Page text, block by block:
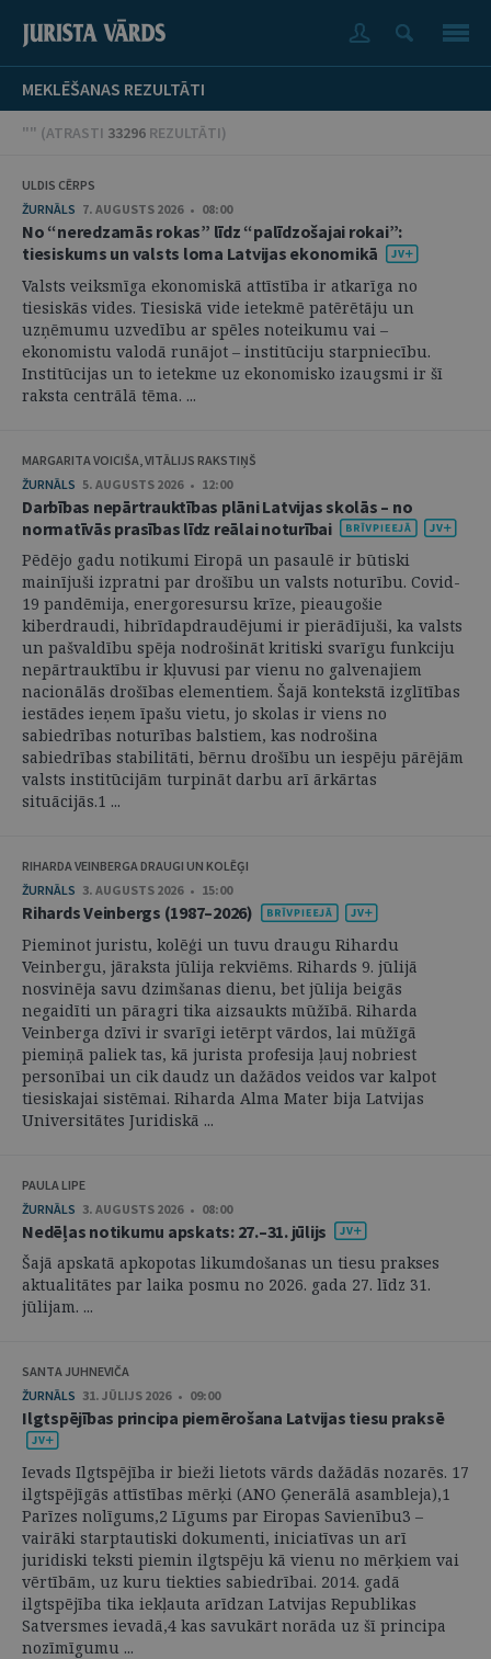
MEKLĒŠANAS REZULTĀTI
"" (ATRASTI 33296 REZULTĀTI)
ULDIS CĒRPS
ŽURNĀLS 7. AUGUSTS 2026 • 08:00
No “neredzamās rokas” līdz “palīdzošajai rokai”:
tiesiskums un valsts loma Latvijas ekonomikā
Valsts veiksmīga ekonomiskā attīstība ir atkarīga no
tiesiskās vides. Tiesiskā vide ietekmē patērētāju un
uzņēmumu uzvedību ar spēles noteikumu vai –
ekonomistu valodā runājot – institūciju starpniecību.
Institūcijas un to ietekme uz ekonomisko izaugsmi ir šī
raksta centrālā tēma. ...
MARGARITA VOICIŠA, VITĀLIJS RAKSTIŅŠ
ŽURNĀLS 5. AUGUSTS 2026 • 12:00
Darbības nepārtrauktības plāni Latvijas skolās – no
normatīvās prasības līdz reālai noturībai
Pēdējo gadu notikumi Eiropā un pasaulē ir būtiski
mainījuši izpratni par drošību un valsts noturību. Covid-
19 pandēmija, energoresursu krīze, pieaugošie
kiberdraudi, hibrīdapdraudējumi ir pierādījuši, ka valsts
un pašvaldību spēja nodrošināt kritiski svarīgu funkciju
nepārtrauktību ir kļuvusi par vienu no galvenajiem
nacionālās drošības elementiem. Šajā kontekstā izglītības
iestādes ieņem īpašu vietu, jo skolas ir viens no
sabiedrības noturības balstiem, kas nodrošina
sabiedrības stabilitāti, bērnu drošību un iespēju pārējām
valsts institūcijām turpināt darbu arī ārkārtas
situācijās.1 ...
RIHARDA VEINBERGA DRAUGI UN KOLĒĢI
ŽURNĀLS 3. AUGUSTS 2026 • 15:00
Rihards Veinbergs (1987–2026)
Pieminot juristu, kolēģi un tuvu draugu Rihardu
Veinbergu, jāraksta jūlija rekviēms. Rihards 9. jūlijā
nosvinēja savu dzimšanas dienu, bet jūlija beigās
negaidīti un pāragri tika aizsaukts mūžībā. Riharda
Veinberga dzīvi ir svarīgi ietērpt vārdos, lai mūžīgā
piemiņā paliek tas, kā jurista profesija ļauj nobriest
personībai un cik daudz un dažādos veidos var kalpot
tiesiskajai sistēmai. Riharda Alma Mater bija Latvijas
Universitātes Juridiskā ...
PAULA LIPE
ŽURNĀLS 3. AUGUSTS 2026 • 08:00
Nedēļas notikumu apskats: 27.–31. jūlijs
Šajā apskatā apkopotas likumdošanas un tiesu prakses
aktualitātes par laika posmu no 2026. gada 27. līdz 31.
jūlijam. ...
SANTA JUHNEVIČA
ŽURNĀLS 31. JŪLIJS 2026 • 09:00
Ilgtspējības principa piemērošana Latvijas tiesu praksē
Ievads Ilgtspējība ir bieži lietots vārds dažādās nozarēs. 17
ilgtspējīgās attīstības mērķi (ANO Ģenerālā asambleja),1
Parīzes nolīgums,2 Līgums par Eiropas Savienību3 –
vairāki starptautiski dokumenti, iniciatīvas un arī
juridiski teksti piemin ilgtspēju kā vienu no mērķiem vai
vērtībām, uz kuru tiekties sabiedrībai. 2014. gadā
ilgtspējība tika iekļauta arīdzan Latvijas Republikas
Satversmes ievadā,4 kas savukārt norāda uz šī principa
nozīmīgumu ...